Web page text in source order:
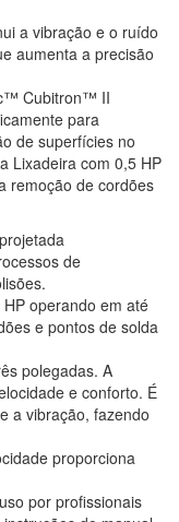
a vibração e o ruído
aumenta a precisão
Cubitron™ II
para
de superfícies no
Lixadeira com 0,5 HP
remoção de cordões
de
operando em até
e pontos de solda
polegadas. A
e conforto. É
a vibração, fazendo
proporciona
por profissionais